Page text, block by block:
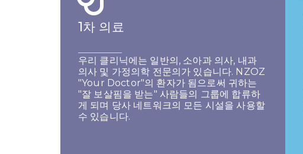
1차 의료
우리 클리닉에는 일반의, 소아과 의사, 내과
의사 및 가정의학 전문의가 있습니다. NZOZ
"Your Doctor"의 환자가 됨으로써 귀하는
"잘 보살핌을 받는" 사람들의 그룹에 합류하
게 되며 당사 네트워크의 모든 시설을 사용할
수 있습니다.